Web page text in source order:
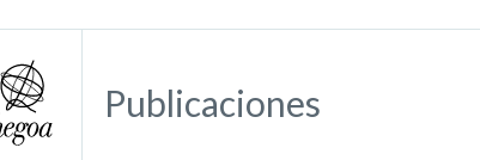
Publicaciones